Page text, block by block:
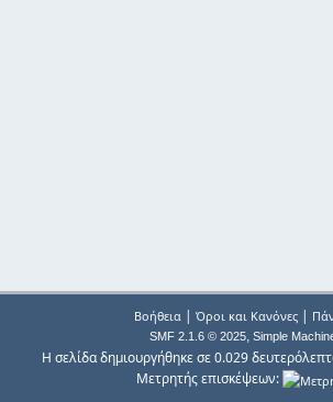
Βοήθεια| Όροι και Κανόνες|
SMF 2.1.6 © 2025, Simple
Η σελίδα δημιουργήθηκε σε 0.029
Μετρητής επισκέψεων: